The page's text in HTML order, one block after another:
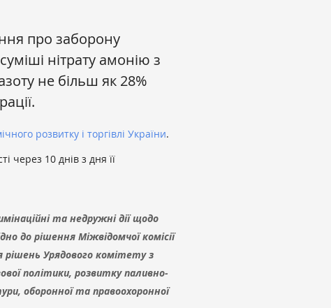
про заборону
нітрату амонію з
не більш як 28%
розвитку і торгівлі України.
через 10 днів з дня її
та недружні дії щодо
до рішення Міжвідомчої комісії
рішень Урядового комітету з
політики, розвитку паливно-
оборонної та правоохоронної